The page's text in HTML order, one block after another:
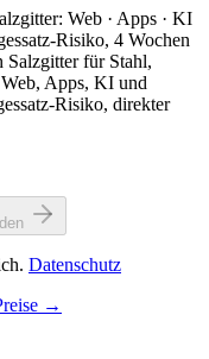
Web · Apps · KI
Risiko, 4 Wochen
Salzgitter für Stahl,
Apps, KI und
Risiko, direkter
Datenschutz
→